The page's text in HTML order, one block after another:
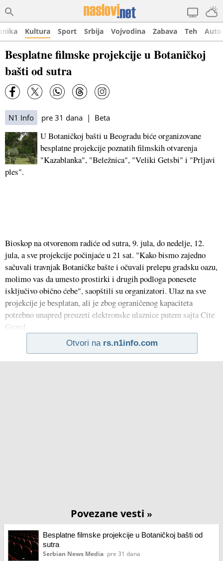
Kultura Sport Srbija Vojvodina Zabava Teh Auto
Besplatne filmske projekcije u Botaničkoj
bašti od sutra
N1 Info pre 31 dana | Beta
U Botaničkoj bašti u Beogradu biće organizovane
besplatne projekcije poznatih filmskih otvarenja
"Kazablanka", "Beležnica", "Veliki Getsbi" i "Prljavi
ples".
Bioskop na otvorenom radiće od sutra, 9. jula, do nedelje, 12.
jula, a sve projekcije počinjaće u 21 sat. "Kako bismo zajedno
sačuvali travnjak Botaničke bašte i očuvali prelepu gradsku oazu,
molimo vas da umesto prostirki i drugih podloga ponesete
isključivo obično ćebe", saopštili su organizatori. Ulaz na sve
projekcije je besplatan, ali je zbog ograničenog kapaciteta
potrebno unapred preuzeti elektronske ulaznice putem sajta Cite
Grand.
Otvori na rs.n1info.com
Povezane vesti »
Besplatne filmske projekcije u Botaničkoj bašti od
sutra
Serbian News Media pre 31 dana